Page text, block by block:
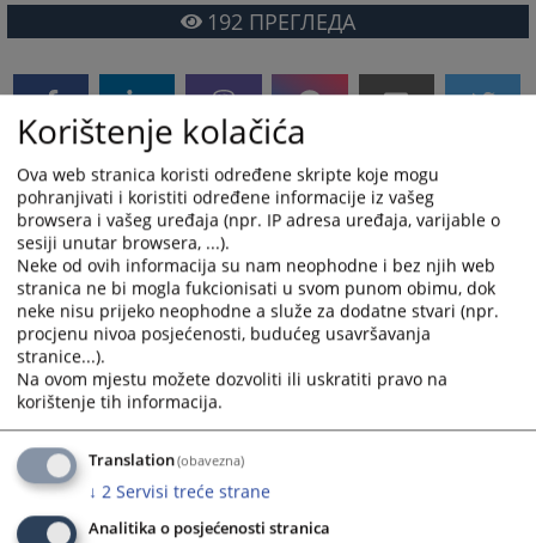
192 ПРЕГЛЕДА
Пратећи документи
Godišnji izvještaj o provođenju planova integriteta u
pravosudnim institucijama za 2023. godinu
Godišnji izvještaj o provođenju planova integriteta u
pravosudnim institucijama za 2022. godinu
Godišnji izvještaj o provođenju planova integriteta u
pravosudnim institucijama za 2021. godinu
Godišnji izvještaj o provođenju planova integriteta u
pravosudnim institucijama za 2020. godinu
Godišnji izvještaj o provođenju planova integriteta u
pravosudnim institucijama za 2019. godinu
Godišnji izvještaj o provođenju planova integriteta u
pravosudnim institucijama za 2018. godinu
Korištenje kolačića
Ova web stranica koristi određene skripte koje mogu
pohranjivati i koristiti određene informacije iz vašeg
browsera i vašeg uređaja (npr. IP adresa uređaja, varijable o
sesiji unutar browsera, ...).
Neke od ovih informacija su nam neophodne i bez njih web
stranica ne bi mogla fukcionisati u svom punom obimu, dok
neke nisu prijeko neophodne a služe za dodatne stvari (npr.
procjenu nivoa posjećenosti, budućeg usavršavanja
stranice...).
Na ovom mjestu možete dozvoliti ili uskratiti pravo na
korištenje tih informacija.
Translation(obavezna)
↓ 2 Servisi treće strane
Analitika o posjećenosti stranica